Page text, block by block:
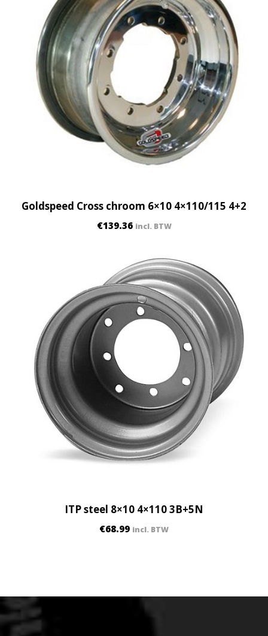
Goldspeed Cross chroom 6×10 4×110/115 4+2
€139.36 incl. BTW
ITP steel 8×10 4×110 3B+5N
€68.99 incl. BTW